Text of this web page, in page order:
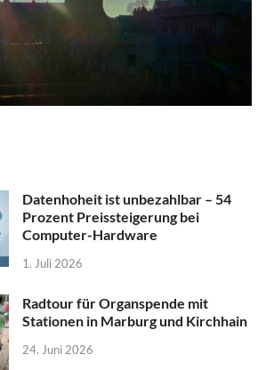
Datenhoheit ist unbezahlbar – 54
Prozent Preissteigerung bei
Computer-Hardware
1. Juli 2026
Radtour für Organspende mit
Stationen in Marburg und Kirchhain
24. Juni 2026